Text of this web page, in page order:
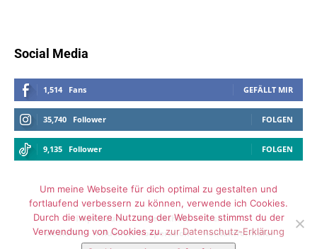
Social Media
1,514 Fans GEFÄLLT MIR
35,740 Follower FOLGEN
9,135 Follower FOLGEN
Impressum Datenschutz
Archiv
Media Kit – Influencer Kooperation
Kontaktformular
Um meine Webseite für dich optimal zu gestalten und
fortlaufend verbessern zu können, verwende ich Cookies.
Durch die weitere Nutzung der Webseite stimmst du der
Verwendung von Cookies zu. zur Datenschutz-Erklärung